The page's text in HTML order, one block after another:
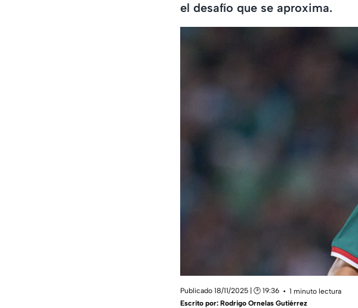
el desafío que se aproxima.
Publicado 18/11/2025 | 🕑 19:36
1 minuto lectura
Escrito por: Rodrigo Ornelas Gutiérrez